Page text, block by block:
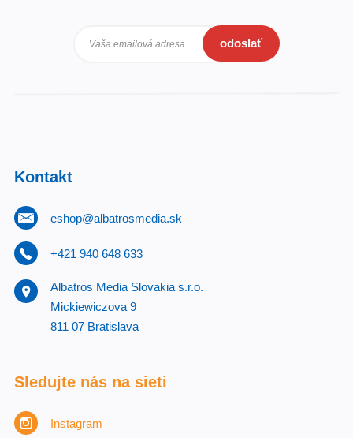
Vaša emailová adresa odoslať
Kontakt
eshop@albatrosmedia.sk
+421 940 648 633
Albatros Media Slovakia s.r.o.
Mickiewiczova 9
811 07 Bratislava
Sledujte nás na sieti
Instagram